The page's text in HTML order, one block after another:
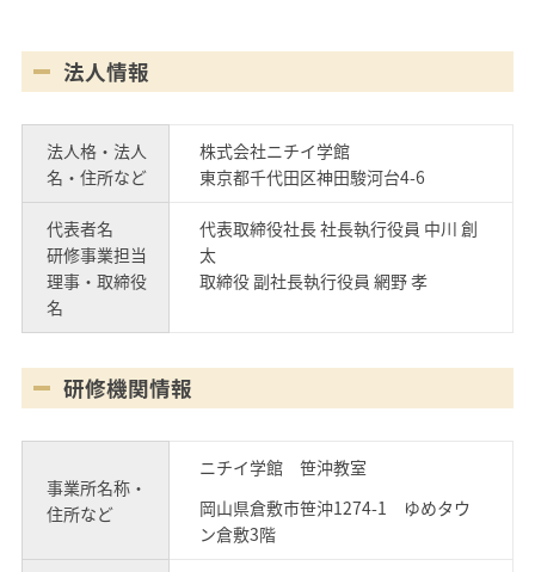
法人情報
法人格・法人
名・住所など
株式会社ニチイ学館
東京都千代田区神田駿河台4-6
代表者名
研修事業担当
理事・取締役
名
代表取締役社長 社長執行役員 中川 創
太
取締役 副社長執行役員 網野 孝
研修機関情報
事業所名称・
住所など
ニチイ学館 笹沖教室
岡山県倉敷市笹沖1274-1 ゆめタウ
ン倉敷3階